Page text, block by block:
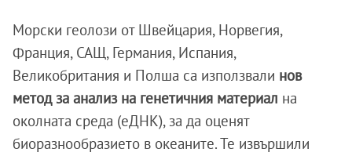
Морски геолози от Швейцария, Норвегия,
Франция, САЩ, Германия, Испания,
Великобритания и Полша са използвали нов
метод за анализ на генетичния материал на
околната среда (еДНК), за да оценят
биоразнообразието в океаните. Те извършили